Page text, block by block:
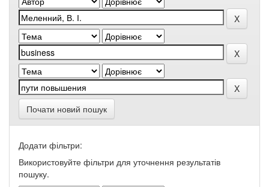
Почати новий пошук
Додати фільтри:
Використовуйте фільтри для уточнення результатів
пошуку.